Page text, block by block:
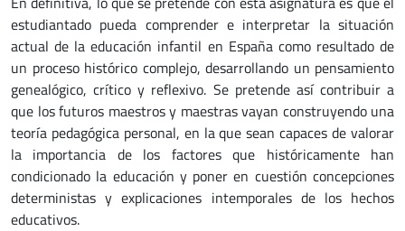
estudiantado pueda comprender e interpretar la situación
actual de la educación infantil en España como resultado de
un proceso histórico complejo, desarrollando un pensamiento
genealógico, crítico y reflexivo. Se pretende así contribuir a
que los futuros maestros y maestras vayan construyendo una
teoría pedagógica personal, en la que sean capaces de valorar
la importancia de los factores que históricamente han
condicionado la educación y poner en cuestión concepciones
deterministas y explicaciones intemporales de los hechos
educativos.